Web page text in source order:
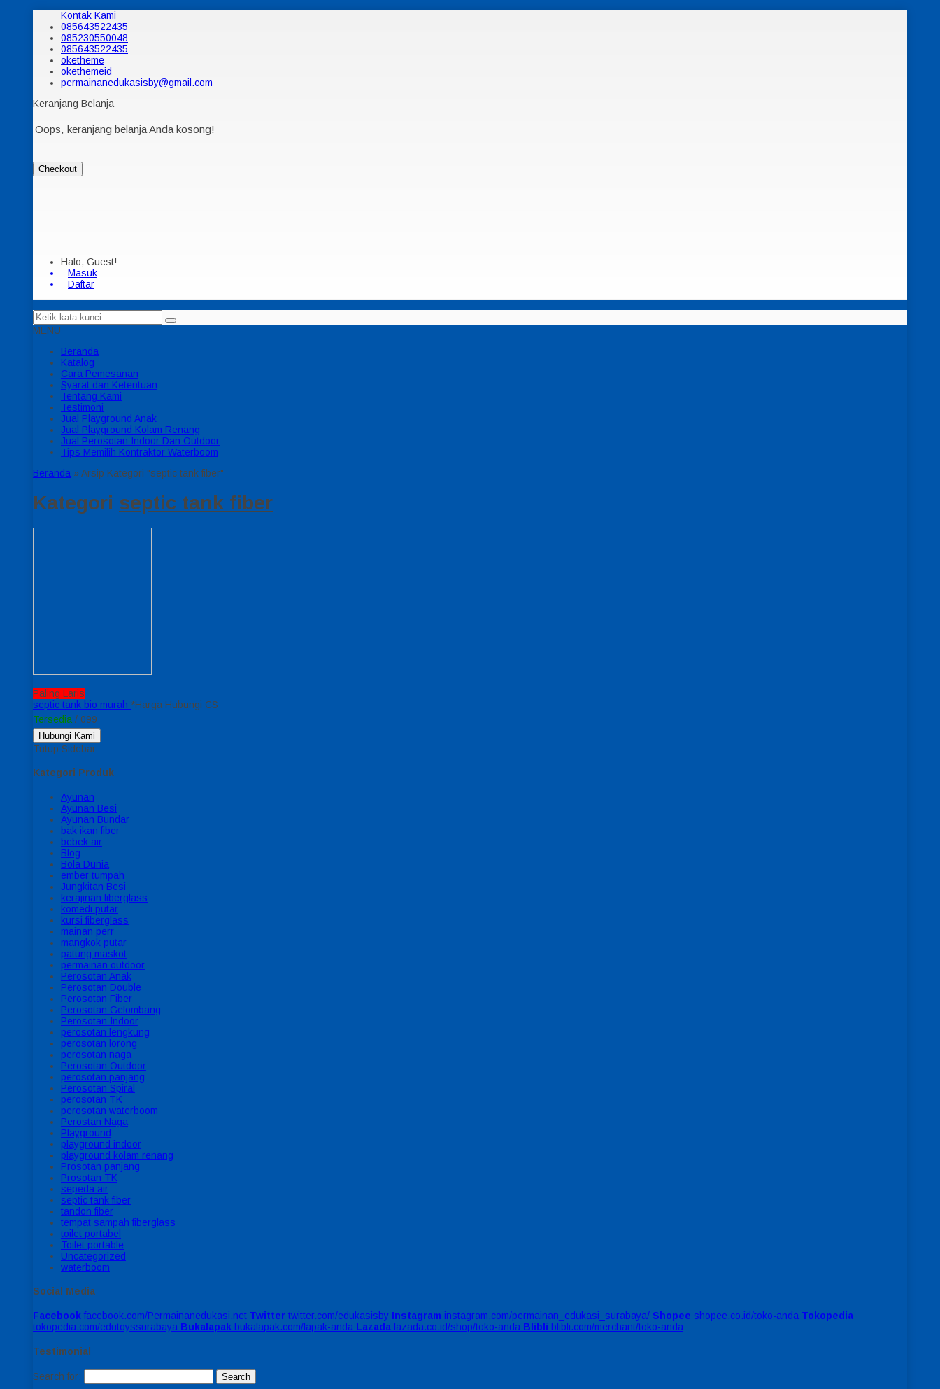
Kontak Kami
085643522435
085230550048
085643522435
oketheme
okethemeid
permainanedukasisby@gmail.com
Keranjang Belanja
Oops, keranjang belanja Anda kosong!
Checkout
Halo, Guest!
Masuk
Daftar
MENU
Beranda
Katalog
Cara Pemesanan
Syarat dan Ketentuan
Tentang Kami
Testimoni
Jual Playground Anak
Jual Playground Kolam Renang
Jual Perosotan Indoor Dan Outdoor
Tips Memilih Kontraktor Waterboom
Beranda »Arsip Kategori "septic tank fiber"
Kategori septic tank fiber
Paling Laris
septic tank bio murah *Harga Hubungi CS
Tersedia / 099
Hubungi Kami
Tutup Sidebar
Kategori Produk
Ayunan
Ayunan Besi
Ayunan Bundar
bak ikan fiber
bebek air
Blog
Bola Dunia
ember tumpah
Jungkitan Besi
kerajinan fiberglass
komedi putar
kursi fiberglass
mainan perr
mangkok putar
patung maskot
permainan outdoor
Perosotan Anak
Perosotan Double
Perosotan Fiber
Perosotan Gelombang
Perosotan Indoor
perosotan lengkung
perosotan lorong
perosotan naga
Perosotan Outdoor
perosotan panjang
Perosotan Spiral
perosotan TK
perosotan waterboom
Perostan Naga
Playground
playground indoor
playground kolam renang
Prosotan panjang
Prosotan TK
sepeda air
septic tank fiber
tandon fiber
tempat sampah fiberglass
toilet portabel
Toilet portable
Uncategorized
waterboom
Social Media
Facebook facebook.com/Permainanedukasi.net Twitter twitter.com/edukasisby Instagram instagram.com/permainan_edukasi_surabaya/ Shopee shopee.co.id/toko-anda Tokopedia
tokopedia.com/edutoyssurabaya Bukalapak bukalapak.com/lapak-anda Lazada lazada.co.id/shop/toko-anda Blibli blibli.com/merchant/toko-anda
Testimonial
Search for: